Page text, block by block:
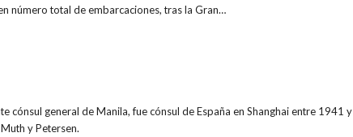
número total de embarcaciones, tras la Gran…
general de Manila, fue cónsul de España en Shanghai entre 1941 y
y Petersen.